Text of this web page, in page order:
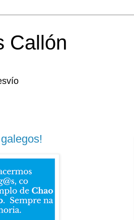
Callón